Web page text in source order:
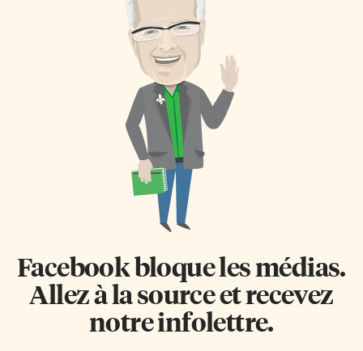
Facebook bloque les médias.
Allez à la source et recevez
notre infolettre.